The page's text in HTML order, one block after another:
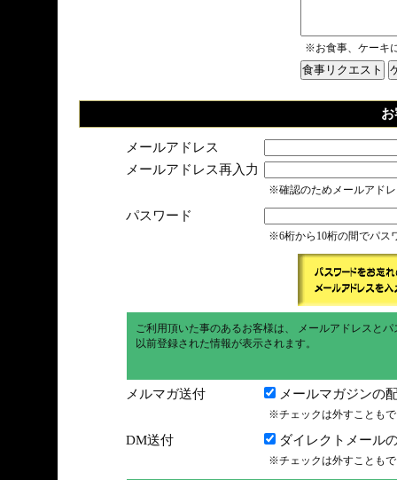
※お食事、ケーキ
メールアドレス
メールアドレス再入力
※確認のためメールアド
パスワード
※6桁から10桁の間でパス
ご利用頂いた事のあるお客様は、 メールアドレスと
以前登録された情報が表示されます。
メルマガ送付 メールマガジンの
※チェックは外すことも
DM送付 ダイレクトメール
※チェックは外すことも